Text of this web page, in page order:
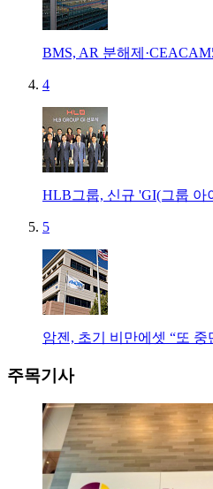
BMS, AR 분해제
4
HLB그룹, 신규 'GI(그룹 아
5
암젠, 초기 비만에셋 “또
주목기사